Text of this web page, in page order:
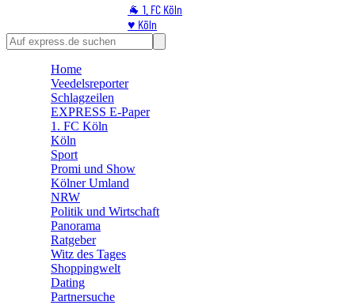
🐐 1. FC Köln
♥️ Köln
⭐ Promi
🛒 Shoppingwelt
Home
Veedelsreporter
Schlagzeilen
EXPRESS E-Paper
1. FC Köln
Köln
Sport
Promi und Show
Kölner Umland
NRW
Politik und Wirtschaft
Panorama
Ratgeber
Witz des Tages
Shoppingwelt
Dating
Partnersuche